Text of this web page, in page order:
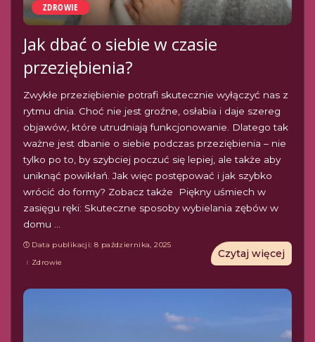
ZDROWIE
Jak dbać o siebie w czasie
przeziębienia?
Zwykłe przeziębienie potrafi skutecznie wyłączyć nas z
rytmu dnia. Choć nie jest groźne, osłabia i daje szereg
objawów, które utrudniają funkcjonowanie. Dlatego tak
ważne jest dbanie o siebie podczas przeziębienia – nie
tylko po to, by szybciej poczuć się lepiej, ale także aby
uniknąć powikłań. Jak więc postępować i jak szybko
wrócić do formy? Zobacz także Piękny uśmiech w
zasięgu ręki: Skuteczne sposoby wybielania zębów w
domu ...
Data publikacji: 8 października, 2025
Zdrowie
Czytaj więcej